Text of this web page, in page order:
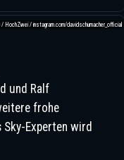
HochZwei / instagram.com/davidschumacher_official
und Ralf
frohe
Experten wird